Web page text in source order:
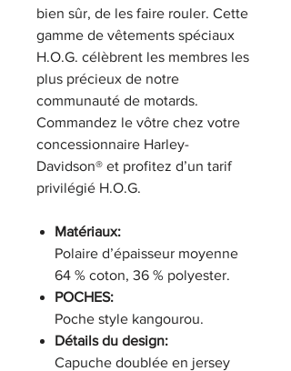
bien sûr, de les faire rouler. Cette
gamme de vêtements spéciaux
H.O.G. célèbrent les membres les
plus précieux de notre
communauté de motards.
Commandez le vôtre chez votre
concessionnaire Harley-
Davidson® et profitez d’un tarif
privilégié H.O.G.
Matériaux:
Polaire d’épaisseur moyenne
64 % coton, 36 % polyester.
POCHES:
Poche style kangourou.
Détails du design:
Capuche doublée en jersey